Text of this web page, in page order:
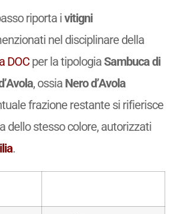
riporta ivitigni
nel disciplinare della
DOCper la tipologiaSambuca di
, ossia Nero d’Avola
frazione restante si rifierisce
dello stesso colore, autorizzati
.